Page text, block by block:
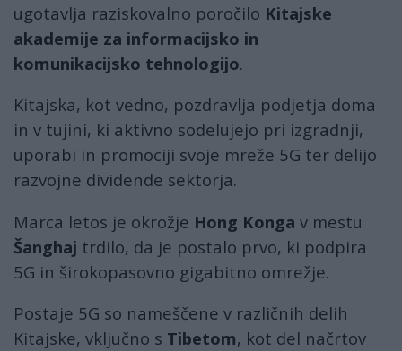
ugotavlja raziskovalno poročilo Kitajske
akademije za informacijsko in
komunikacijsko tehnologijo.
Kitajska, kot vedno, pozdravlja podjetja doma
in v tujini, ki aktivno sodelujejo pri izgradnji,
uporabi in promociji svoje mreže 5G ter delijo
razvojne dividende sektorja.
Marca letos je okrožje Hong Konga v mestu
Šanghaj trdilo, da je postalo prvo, ki podpira
5G in širokopasovno gigabitno omrežje.
Postaje 5G so nameščene v različnih delih
Kitajske, vključno s Tibetom, kot del načrtov